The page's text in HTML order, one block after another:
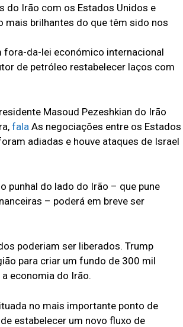
do Irão com os Estados Unidos e
mais brilhantes do que têm sido nos
fora-da-lei económico internacional
de petróleo restabelecer laços com
Masoud Pezeshkian do Irão
fala As negociações entre os Estados
adiadas e houve ataques de Israel
punhal do lado do Irão – que pune
– poderá em breve ser
poderiam ser liberados. Trump
para criar um fundo de 300 mil
economia do Irão.
no mais importante ponto de
estabelecer um novo fluxo de